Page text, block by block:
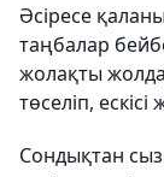
Әсіресе
таңбалар
жолақты
төселіп,
Сондықтан